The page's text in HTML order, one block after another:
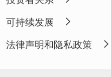
可持续发展
法律声明和隐私政策